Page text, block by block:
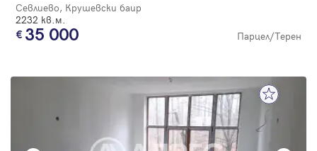
Севлиево, Крушевски баир
2232 кв.м.
35 000 Парцел/Терен